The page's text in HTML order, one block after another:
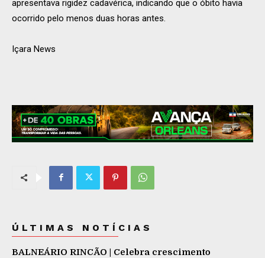
apresentava rigidez cadavérica, indicando que o óbito havia
ocorrido pelo menos duas horas antes.
Içara News
ÚLTIMAS NOTÍCIAS
BALNEÁRIO RINCÃO | Celebra crescimento